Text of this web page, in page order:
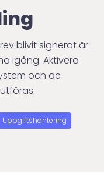
5
9
blivit signerat är
igång. Aktivera
och de
Uppgiftshantering